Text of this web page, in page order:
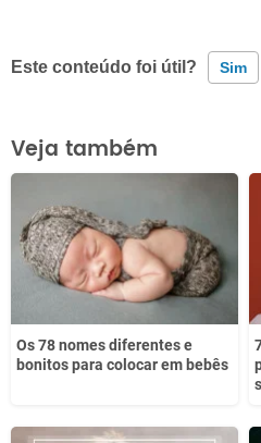
Este conteúdo foi útil? Sim
Este conteúdo contém
Este conteúdo não tem a
Outro
Veja também
Os 78 nomes diferentes e
bonitos para colocar em bebês